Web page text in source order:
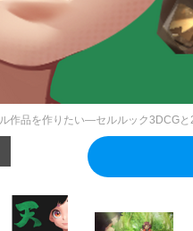
作品を作りたい―セルルック3DCG